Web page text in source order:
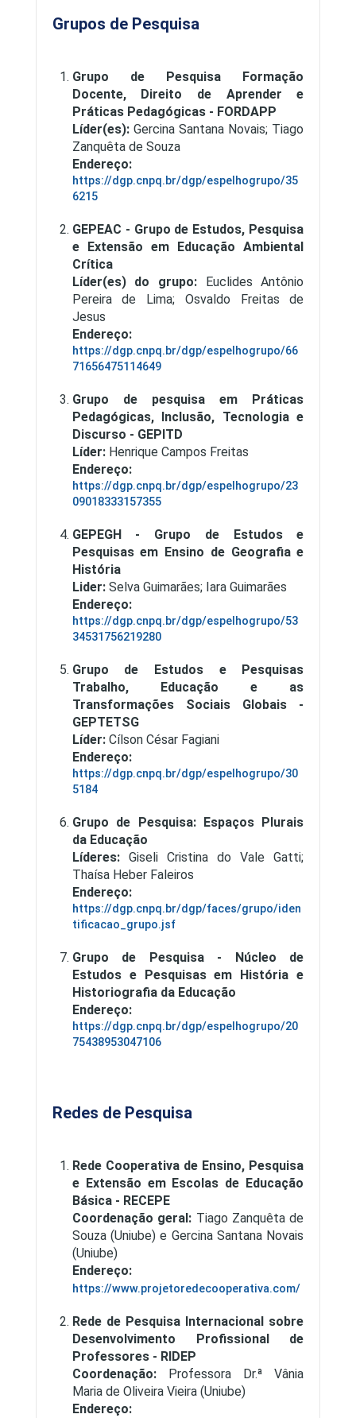
Estrutura curricular
Grupos de Pesquisa
Grupo de Pesquisa Formação
Docente, Direito de Aprender e
Práticas Pedagógicas - FORDAPP
Líder(es): Gercina Santana Novais; Tiago
Zanquêta de Souza
Endereço:
https://dgp.cnpq.br/dgp/espelhogrupo/35
6215
GEPEAC - Grupo de Estudos, Pesquisa
e Extensão em Educação Ambiental
Crítica
Líder(es) do grupo: Euclides Antônio
Pereira de Lima; Osvaldo Freitas de
Jesus
Endereço:
https://dgp.cnpq.br/dgp/espelhogrupo/66
71656475114649
Grupo de pesquisa em Práticas
Pedagógicas, Inclusão, Tecnologia e
Discurso - GEPITD
Líder: Henrique Campos Freitas
Endereço:
https://dgp.cnpq.br/dgp/espelhogrupo/23
09018333157355
GEPEGH - Grupo de Estudos e
Pesquisas em Ensino de Geografia e
História
Lider: Selva Guimarães; Iara Guimarães
Endereço:
https://dgp.cnpq.br/dgp/espelhogrupo/53
34531756219280
Grupo de Estudos e Pesquisas
Trabalho, Educação e as
Transformações Sociais Globais -
GEPTETSG
Líder: Cílson César Fagiani
Endereço:
https://dgp.cnpq.br/dgp/espelhogrupo/30
5184
Grupo de Pesquisa: Espaços Plurais
da Educação
Líderes: Giseli Cristina do Vale Gatti;
Thaísa Heber Faleiros
Endereço:
https://dgp.cnpq.br/dgp/faces/grupo/iden
tificacao_grupo.jsf
Grupo de Pesquisa - Núcleo de
Estudos e Pesquisas em História e
Historiografia da Educação
Endereço:
https://dgp.cnpq.br/dgp/espelhogrupo/20
75438953047106
Redes de Pesquisa
Rede Cooperativa de Ensino, Pesquisa
e Extensão em Escolas de Educação
Básica - RECEPE
Coordenação geral: Tiago Zanquêta de
Souza (Uniube) e Gercina Santana Novais
(Uniube)
Endereço:
https://www.projetoredecooperativa.com/
Rede de Pesquisa Internacional sobre
Desenvolvimento Profissional de
Professores - RIDEP
Coordenação: Professora Dr.ª Vânia
Maria de Oliveira Vieira (Uniube)
Endereço: